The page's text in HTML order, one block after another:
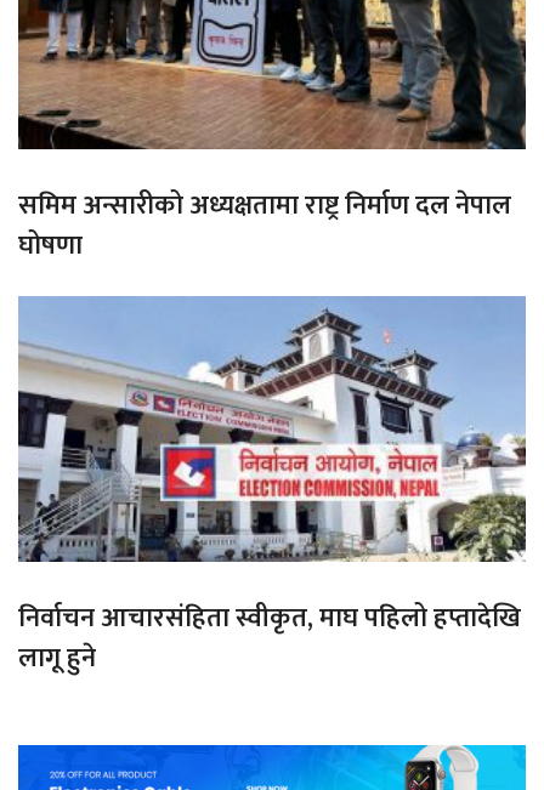
समिम अन्सारीको अध्यक्षतामा राष्ट्र निर्माण दल नेपाल
घोषणा
निर्वाचन आचारसंहिता स्वीकृत, माघ पहिलो हप्तादेखि
लागू हुने